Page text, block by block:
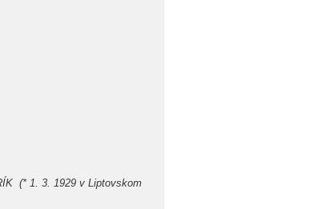
(* 1. 3. 1929 v Liptovskom